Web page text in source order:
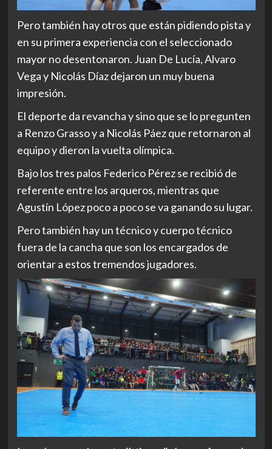
Pero también hay otros que están pidiendo pista y
en su primera experiencia con el seleccionado
mayor no desentonaron. Juan De Lucía, Alvaro
Vega y Nicolás Díaz dejaron un muy buena
impresión.
El deporte da revancha y sino que se lo pregunten
a Renzo Grasso y a Nicolás Páez que retornaron al
equipo y dieron la vuelta olímpica.
Bajo los tres palos Federico Pérez se recibió de
referente entre los arqueros, mientras que
Agustín López poco a poco se va ganando su lugar.
Pero también hay un técnico y cuerpo técnico
fuera de la cancha que son los encargados de
orientar a estos tremendos jugadores.